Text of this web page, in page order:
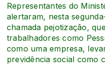
Representantes do
alertaram, nesta
chamada pejotização,
trabalhadores como
como uma empresa,
previdência social como